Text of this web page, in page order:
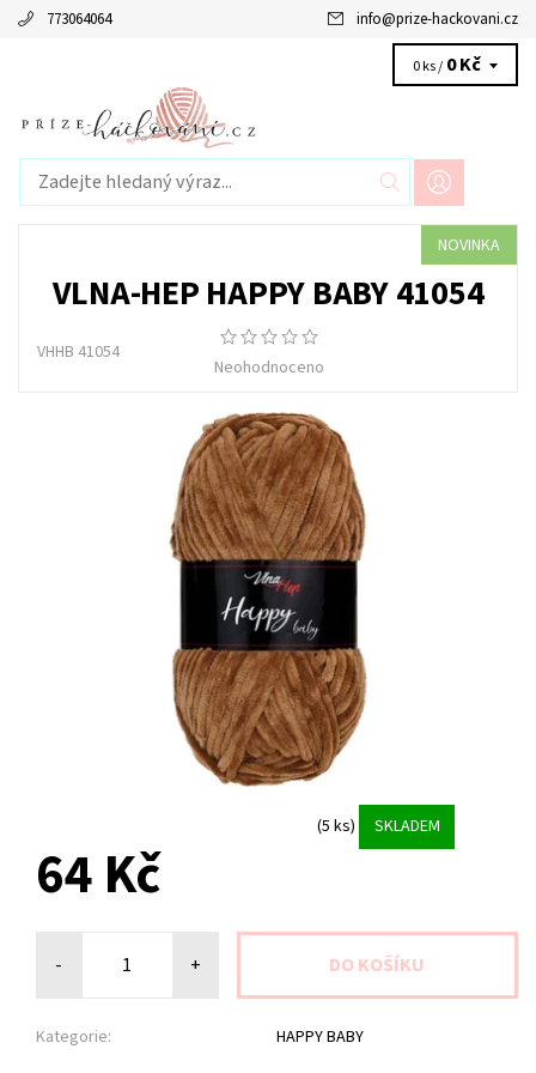
773064064 info@prize-hackovani.cz
0 ks / 0 Kč
NOVINKA
VLNA-HEP HAPPY BABY 41054
VHHB 41054
Neohodnoceno
(5 ks) SKLADEM
64 Kč
- +
Kategorie: HAPPY BABY